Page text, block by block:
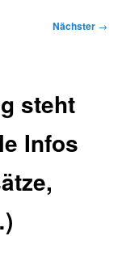
Nächster →
steht
Infos